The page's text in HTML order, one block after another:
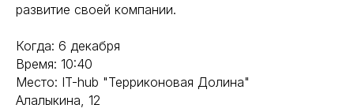
развитие своей компании.
Когда: 6 декабря
Время: 10:40
Место: IT-hub "Терриконовая Долина"
Алалыкина, 12